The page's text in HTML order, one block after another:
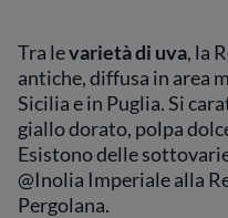
Tra levarietà di uva, la
antiche, diffusa in area
Sicilia e in Puglia. Si
giallo dorato, polpa
Esistono delle
@Inolia Imperiale alla
Pergolana.